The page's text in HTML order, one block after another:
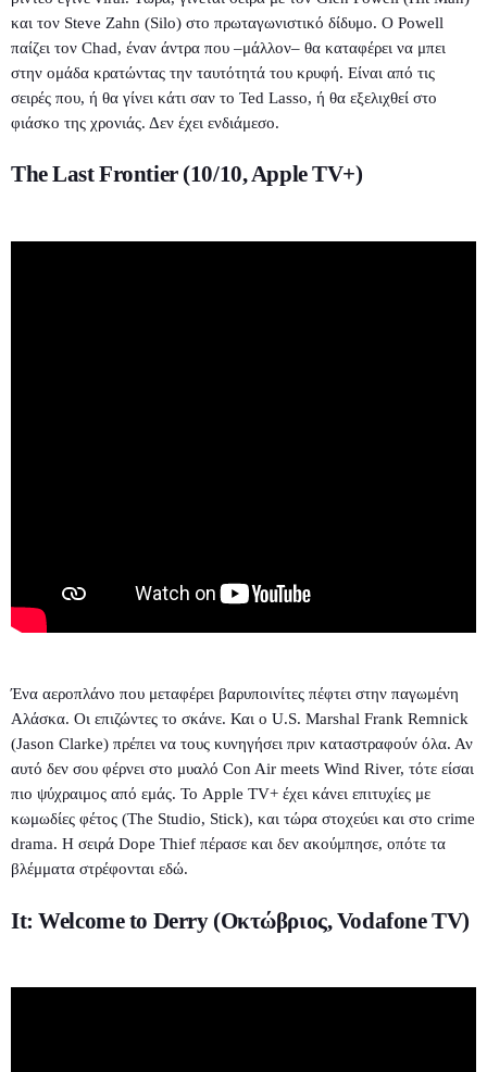
και τον Steve Zahn (Silo) στο πρωταγωνιστικό δίδυμο. Ο Powell
παίζει τον Chad, έναν άντρα που –μάλλον– θα καταφέρει να μπει
στην ομάδα κρατώντας την ταυτότητά του κρυφή. Είναι από τις
σειρές που, ή θα γίνει κάτι σαν το Ted Lasso, ή θα εξελιχθεί στο
φιάσκο της χρονιάς. Δεν έχει ενδιάμεσο.
The Last Frontier (10/10, Apple TV+)
Ένα αεροπλάνο που μεταφέρει βαρυποινίτες πέφτει στην παγωμένη
Αλάσκα. Οι επιζώντες το σκάνε. Και ο U.S. Marshal Frank Remnick
(Jason Clarke) πρέπει να τους κυνηγήσει πριν καταστραφούν όλα. Αν
αυτό δεν σου φέρνει στο μυαλό Con Air meets Wind River, τότε είσαι
πιο ψύχραιμος από εμάς. Το Apple TV+ έχει κάνει επιτυχίες με
κωμωδίες φέτος (The Studio, Stick), και τώρα στοχεύει και στο crime
drama. Η σειρά Dope Thief πέρασε και δεν ακούμπησε, οπότε τα
βλέμματα στρέφονται εδώ.
It: Welcome to Derry (Οκτώβριος, Vodafone TV)